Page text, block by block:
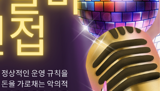
소알바 메이저 유흥놀이터는 밤알바,업소알
바,여성알바, 유흥알바, 룸알바, 노래방도우
을 즐길 수 있는 스웨디시알바 플랫폼을 지칭
하는 용어로, 주로 한국 사용자들 사이에서
용됩니다. 노래방도우미 보증 사이트에서는
안전하게 온라인 노래방도우미을 즐길 수 있
는 플랫폼을 제공합니다. 업소알바 구인구직